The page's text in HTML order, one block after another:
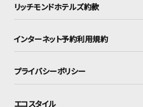
リッチモンドホテルズ約款
インターネット予約利用規約
プライバシーポリシー
エコスタイル